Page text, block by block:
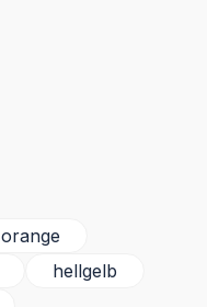
orange
hellgelb